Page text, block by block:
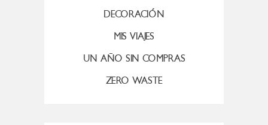
DECORACIÓN
MIS VIAJES
UN AÑO SIN COMPRAS
ZERO WASTE